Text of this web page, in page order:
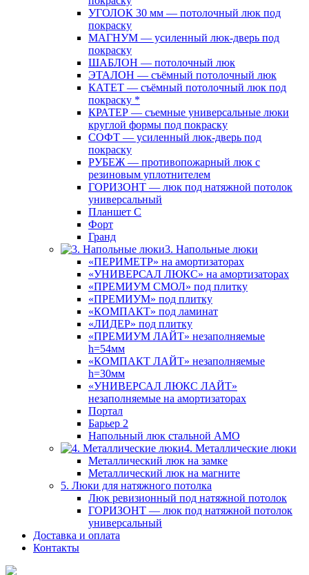
УГОЛОК 30 мм — потолочный люк под
покраску
МАГНУМ — усиленный люк-дверь под
покраску
ШАБЛОН — потолочный люк
ЭТАЛОН — съёмный потолочный люк
КАТЕТ — съёмный потолочный люк под
покраску *
КРАТЕР — съемные универсальные люки
круглой формы под покраску
СОФТ — усиленный люк-дверь под
покраску
РУБЕЖ — противопожарный люк с
резиновым уплотнителем
ГОРИЗОНТ — люк под натяжной потолок
универсальный
Планшет С
Форт
Гранд
3. Напольные люки
«ПЕРИМЕТР» на амортизаторах
«УНИВЕРСАЛ ЛЮКС» на амортизаторах
«ПРЕМИУМ СМОЛ» под плитку
«ПРЕМИУМ» под плитку
«КОМПАКТ» под ламинат
«ЛИДЕР» под плитку
«ПРЕМИУМ ЛАЙТ» незаполняемые
h=54мм
«КОМПАКТ ЛАЙТ» незаполняемые
h=30мм
«УНИВЕРСАЛ ЛЮКС ЛАЙТ»
незаполняемые на амортизаторах
Портал
Барьер 2
Напольный люк стальной АМО
4. Металлические люки
Металлический люк на замке
Металлический люк на магните
5. Люки для натяжного потолка
Люк ревизионный под натяжной потолок
ГОРИЗОНТ — люк под натяжной потолок
универсальный
Доставка и оплата
Контакты